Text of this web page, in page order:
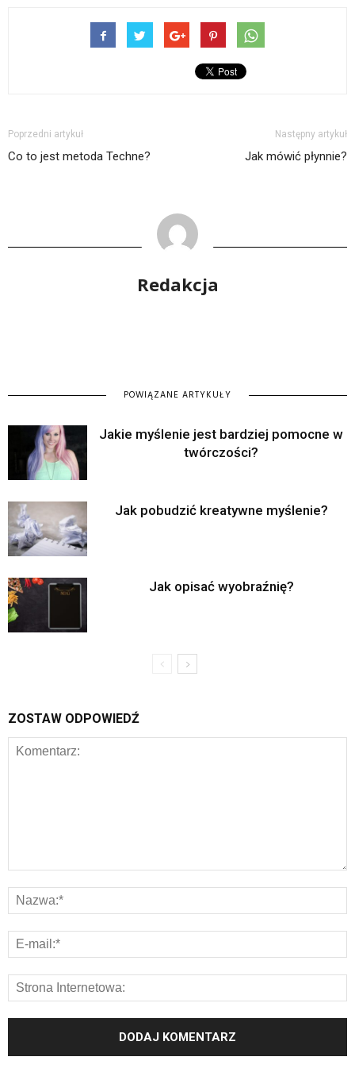
Poprzedni artykuł
Co to jest metoda Techne?
Następny artykuł
Jak mówić płynnie?
Redakcja
POWIĄZANE ARTYKUŁY
Jakie myślenie jest bardziej pomocne w
twórczości?
Jak pobudzić kreatywne myślenie?
Jak opisać wyobraźnię?
ZOSTAW ODPOWIEDŹ